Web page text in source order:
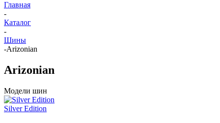
Главная
-
Каталог
-
Шины
-Arizonian
Arizonian
Модели шин
Silver Edition